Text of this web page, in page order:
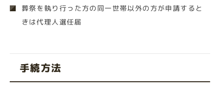
葬祭を執り行った方の同一世帯以外の方が申請すると
きは代理人選任届
手続方法